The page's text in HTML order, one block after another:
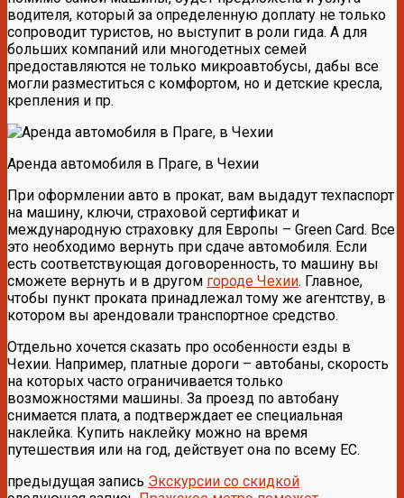
водителя, который за определенную доплату не только
сопроводит туристов, но выступит в роли гида. А для
больших компаний или многодетных семей
предоставляются не только микроавтобусы, дабы все
могли разместиться с комфортом, но и детские кресла,
крепления и пр.
Аренда автомобиля в Праге, в Чехии
При оформлении авто в прокат, вам выдадут техпаспорт
на машину, ключи, страховой сертификат и
международную страховку для Европы – Green Card. Все
это необходимо вернуть при сдаче автомобиля. Если
есть соответствующая договоренность, то машину вы
сможете вернуть и в другом городе Чехии. Главное,
чтобы пункт проката принадлежал тому же агентству, в
котором вы арендовали транспортное средство.
Отдельно хочется сказать про особенности езды в
Чехии. Например, платные дороги – автобаны, скорость
на которых часто ограничивается только
возможностями машины. За проезд по автобану
снимается плата, а подтверждает ее специальная
наклейка. Купить наклейку можно на время
путешествия или на год, действует она по всему ЕС.
предыдущая запись Экскурсии со скидкой